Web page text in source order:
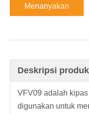
Menanyakan
Deskripsi produk
VFV09 adalah
digunakan untuk